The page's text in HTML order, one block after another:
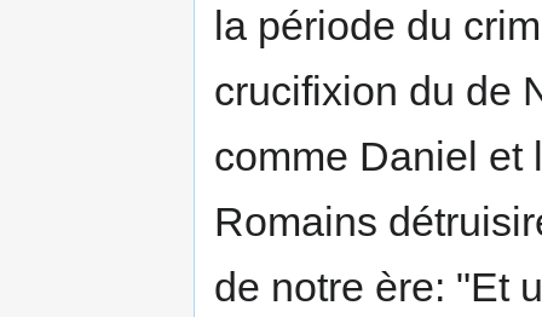
la période du
crucifixion du de
comme Daniel et
Romains
de notre ère: "Et